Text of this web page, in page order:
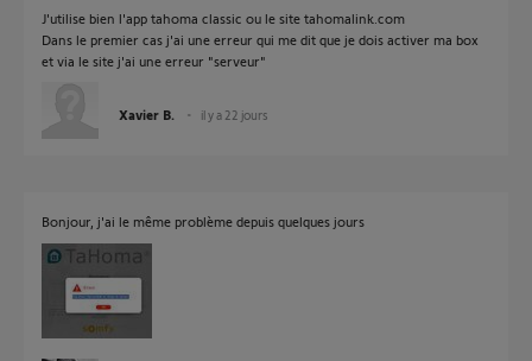
J'utilise bien l'app tahoma classic ou le site tahomalink.com
Dans le premier cas j'ai une erreur qui me dit que je dois activer ma box
et via le site j'ai une erreur "serveur"
Xavier B. il y a 22 jours
Bonjour, j'ai le même problème depuis quelques jours